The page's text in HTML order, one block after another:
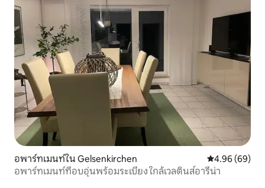
อพาร์ทเมนท์ใน Gelsenkirchen คะแนนเฉลี่ย
4.96 (69)
อพาร์ทเมนท์ที่อบอุ่นพร้อมระเบียง ใกล้เวลตินส์อารีน่า